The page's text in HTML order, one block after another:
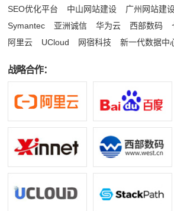
SEO优化平台 中山网站建设 广州网站建
Symantec
亚洲诚信 华为云 西部数码
阿里云
UCloud 网宿科技 新一代数据中
战略合作：